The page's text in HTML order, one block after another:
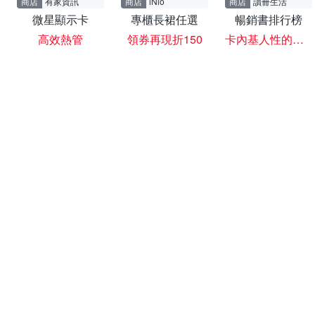
微星顯示卡
高效熱管
專櫃長裙任選
領券再現折150
暢銷書排行榜
卡內基人性的弱點